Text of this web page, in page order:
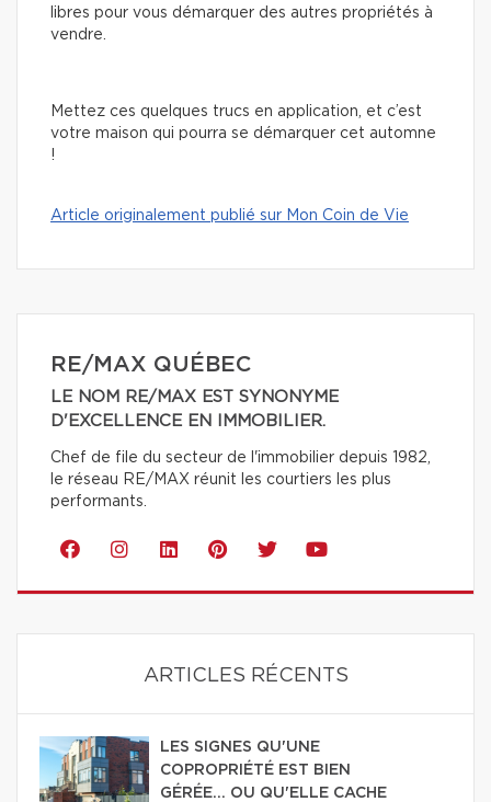
libres pour vous démarquer des autres propriétés à
vendre.
Mettez ces quelques trucs en application, et c’est
votre maison qui pourra se démarquer cet automne
!
Article originalement publié sur Mon Coin de Vie
RE/MAX QUÉBEC
LE NOM RE/MAX EST SYNONYME
D'EXCELLENCE EN IMMOBILIER.
Chef de file du secteur de l'immobilier depuis 1982,
le réseau RE/MAX réunit les courtiers les plus
performants.
ARTICLES RÉCENTS
LES SIGNES QU'UNE
COPROPRIÉTÉ EST BIEN
GÉRÉE… OU QU'ELLE CACHE